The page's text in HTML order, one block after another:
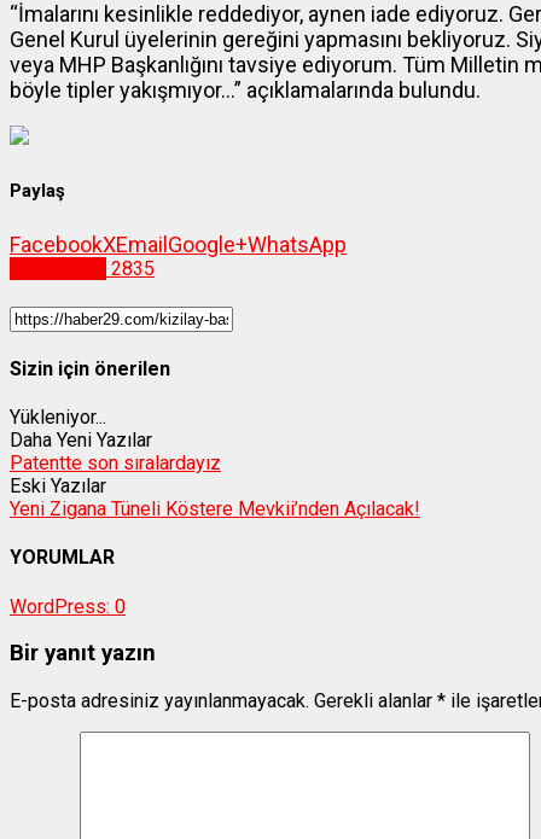
“İmalarını kesinlikle reddediyor, aynen iade ediyoruz.
Genel Kurul üyelerinin gereğini yapmasını bekliyoruz.
veya MHP Başkanlığını tavsiye ediyorum. Tüm Milletin
böyle tipler yakışmıyor…” açıklamalarında bulundu.
Paylaş
FacebookXEmail Google+WhatsApp
2835
Sizin için önerilen
Yükleniyor...
Daha Yeni Yazılar
Patentte son sıralardayız
Eski Yazılar
Yeni Zigana Tüneli Köstere Mevkii’nden Açılacak!
YORUMLAR
WordPress: 0
Bir yanıt yazın
E-posta adresiniz yayınlanmayacak. Gerekli alanlar * ile